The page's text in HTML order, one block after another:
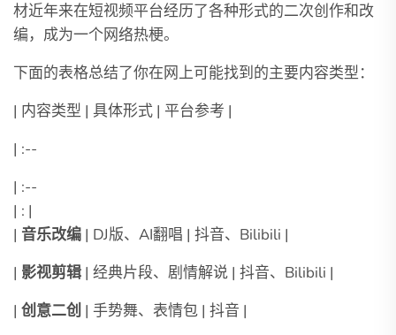
材近年来在短视频平台经历了各种形式的二次创作和改
编，成为一个网络热梗。
下面的表格总结了你在网上可能找到的主要内容类型：
| 内容类型 | 具体形式 | 平台参考 |
| :--
| :--
| : |
| 音乐改编 | DJ版、AI翻唱 | 抖音、Bilibili |
| 影视剪辑 | 经典片段、剧情解说 | 抖音、Bilibili |
| 创意二创 | 手势舞、表情包 | 抖音 |